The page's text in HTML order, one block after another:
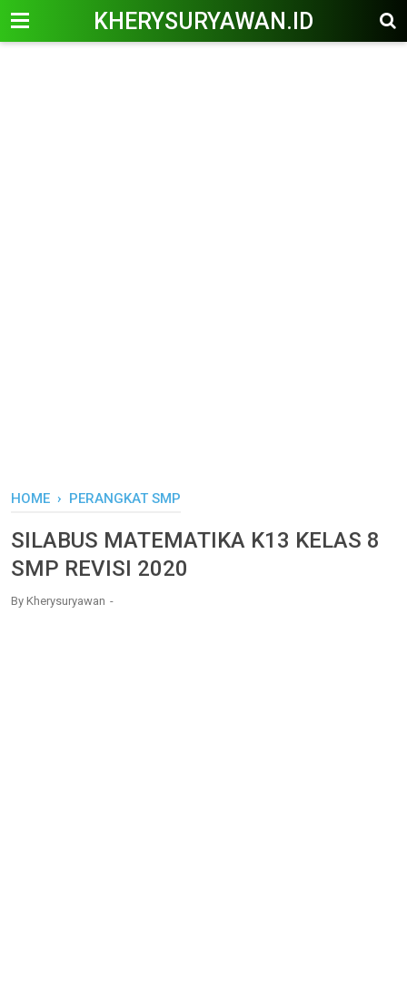
KHERYSURYAWAN.ID
HOME › PERANGKAT SMP
SILABUS MATEMATIKA K13 KELAS 8
SMP REVISI 2020
By Kherysuryawan